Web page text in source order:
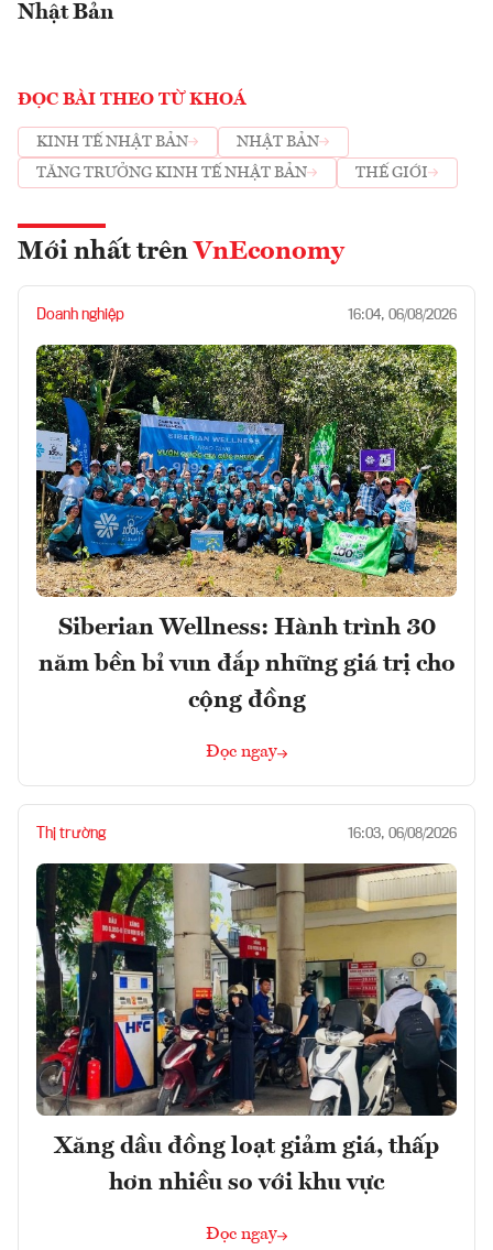
Nhật Bản
ĐỌC BÀI THEO TỪ KHOÁ
KINH TẾ NHẬT BẢN
NHẬT BẢN
TĂNG TRƯỞNG KINH TẾ NHẬT BẢN
THẾ GIỚI
Mới nhất trên VnEconomy
Doanh nghiệp 16:04, 06/08/2026
Siberian Wellness: Hành trình 30
năm bền bỉ vun đắp những giá trị cho
cộng đồng
Đọc ngay
Thị trường 16:03, 06/08/2026
Xăng dầu đồng loạt giảm giá, thấp
hơn nhiều so với khu vực
Đọc ngay